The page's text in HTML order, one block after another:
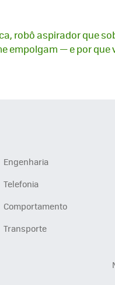
robô aspirador que
empolgam — e por que
Engenharia
Telefonia
Comportamento
Transporte